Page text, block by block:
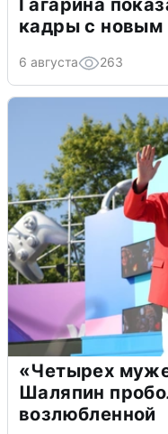
кадры с новым
6 августа 263
«Четырех
Шаляпин
возлюбленной